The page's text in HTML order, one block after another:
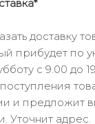
доставку
прибудет по
с 9.00 до
и предложит
Уточнит адрес.